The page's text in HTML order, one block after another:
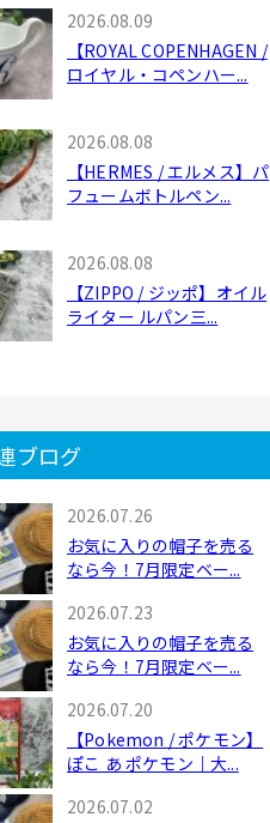
2026.08.09
【ROYAL COPENHAGEN /
ロイヤル・コペンハー...
2026.08.08
【HERMES / エルメス】パ
フュームボトルペン...
2026.08.08
【ZIPPO / ジッポ】オイル
ライター ルパン三...
ブログ
2026.07.26
お気に入りの帽子を売る
なら今！7月限定ベー...
2026.07.23
お気に入りの帽子を売る
なら今！7月限定ベー...
2026.07.20
【Pokemon / ポケモン】
ぽこ あ ポケモン｜大...
2026.07.02